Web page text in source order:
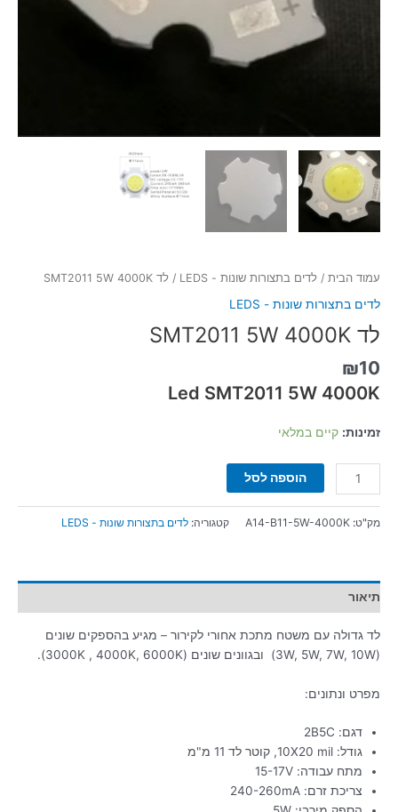
עמוד הבית / לדים בתצורות שונות - LEDS / לד SMT2011 5W 4000K
לדים בתצורות שונות - LEDS
לד SMT2011 5W 4000K
₪10
Led SMT2011 5W 4000K
זמינות: קיים במלאי
הוספה לסל
מק"ט: A14-B11-5W-4000K קטגוריה: לדים בתצורות שונות - LEDS
תיאור
לד גדולה עם משטח מתכת אחורי לקירור – מגיע בהספקים שונים
(3W, 5W, 7W, 10W) ובגוונים שונים (3000K , 4000K, 6000K).
מפרט ונתונים:
דגם: 2B5C
גודל: 10X20 mil, קוטר לד 11 מ"מ
מתח עבודה: 15-17V
צריכת זרם: 240-260mA